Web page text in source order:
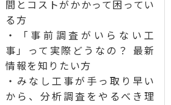
間とコストがかかって困ってい
る方
・「事前調査がいらない工
事」って実際どうなの？ 最新
情報を知りたい方
・みなし工事が手っ取り早い
から、分析調査をやるべき理